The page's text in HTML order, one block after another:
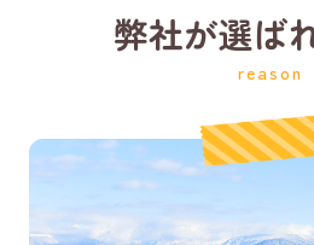
弊社が選ば
reason